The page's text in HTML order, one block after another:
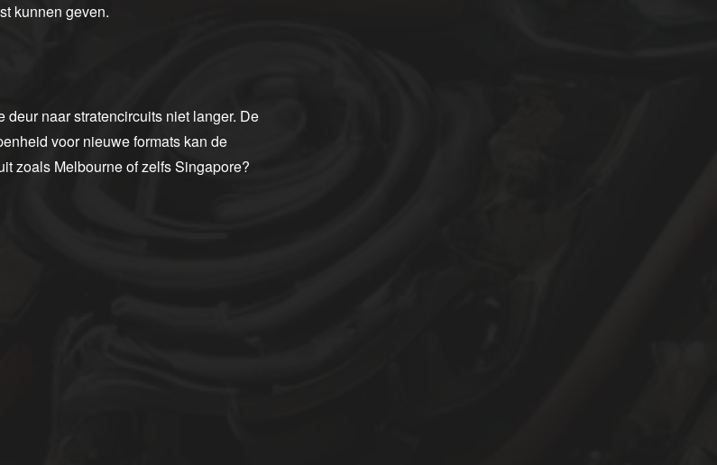
kunnen geven.
naar stratencircuits niet langer. De
voor nieuwe formats kan de
zoals Melbourne of zelfs Singapore?